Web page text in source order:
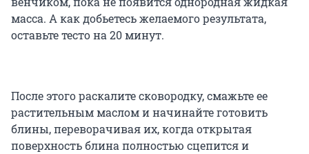
масса. А как добьетесь желаемого результата,
оставьте тесто на20 минут.
После этого раскалите сковородку, смажьте ее
растительным маслом и начинайте готовить
блины, переворачивая их, когда открытая
поверхность блина полностью сцепится и